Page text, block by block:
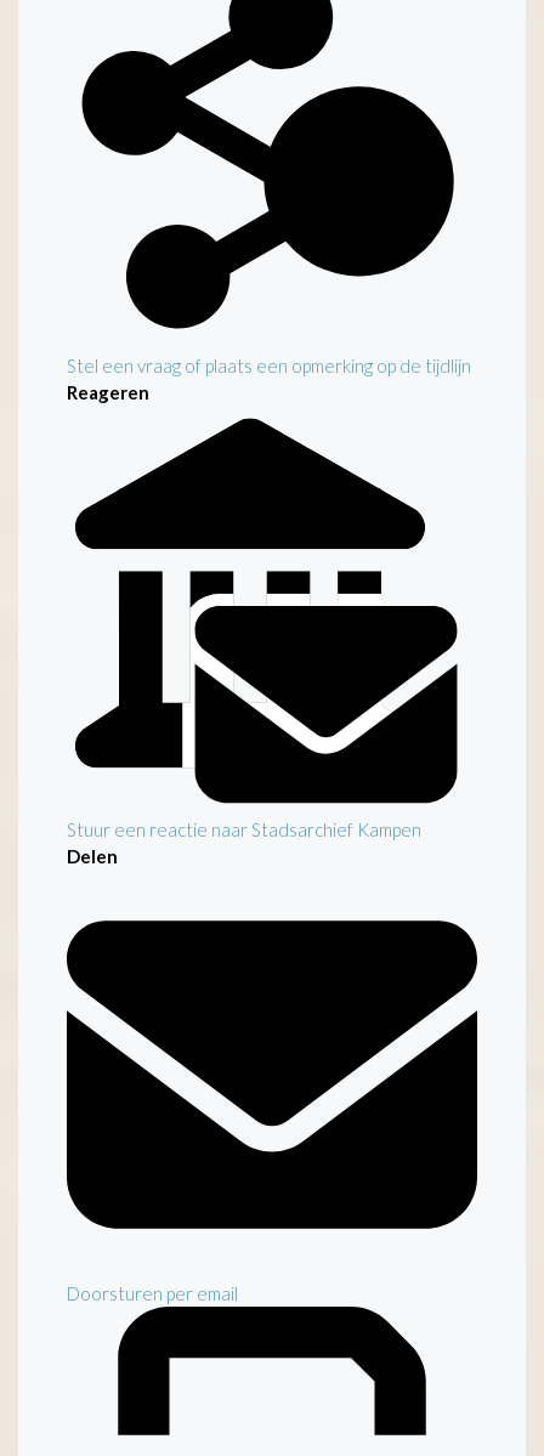
Stel een vraag of plaats een opmerking op de tijdlijn
Reageren
Stuur een reactie naar Stadsarchief Kampen
Delen
Doorsturen per email